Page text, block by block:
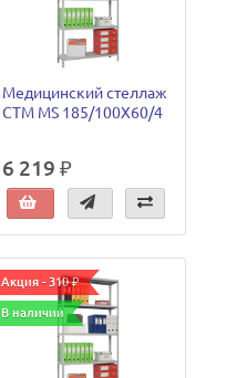
Медицинский стеллаж
СТМ MS 185/100Х60/4
6 219 ₽
Акция - 310 ₽
В наличии